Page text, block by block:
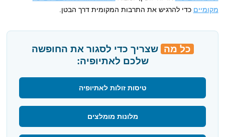
מקומיים כדי להרגיש את התרבות המקומית דרך הבטן.
כל מה שצריך כדי לסגור את החופשה
שלכם לאתיופיה:
טיסות זולות לאתיופיה
מלונות מומלצים